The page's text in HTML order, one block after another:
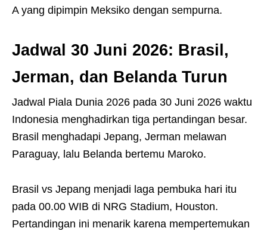
A yang dipimpin Meksiko dengan sempurna.
Jadwal 30 Juni 2026: Brasil,
Jerman, dan Belanda Turun
Jadwal Piala Dunia 2026 pada 30 Juni 2026 waktu
Indonesia menghadirkan tiga pertandingan besar.
Brasil menghadapi Jepang, Jerman melawan
Paraguay, lalu Belanda bertemu Maroko.
Brasil vs Jepang menjadi laga pembuka hari itu
pada 00.00 WIB di NRG Stadium, Houston.
Pertandingan ini menarik karena mempertemukan